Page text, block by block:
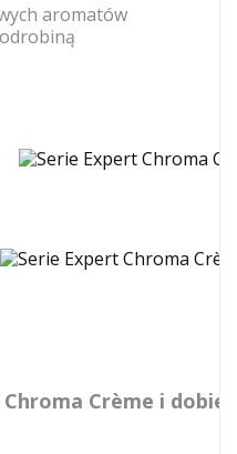
aromatów
Crème i